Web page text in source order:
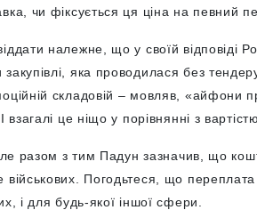
чи фіксується ця ціна на певний
належне, що у своїй
яка проводилася без
складовій – мовляв, «айфони
взагалі це ніщо у порівнянні з
разом з тим Падун зазначив, що
військових. Погодьтеся, що
і для будь-якої іншої сфери.